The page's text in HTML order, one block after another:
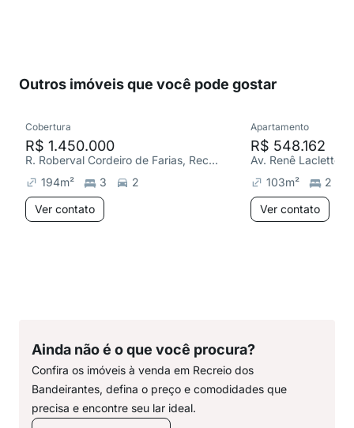
Outros imóveis que você pode gostar
Cobertura
R$ 1.450.000
R. Roberval Cordeiro de Farias, Recreio dos Bandeirantes
194m² 3
2
Ver contato
Apartamento
R$ 548.162
103m²
2
Ver contato
Ainda não é o que você procura?
Confira os imóveis à venda em Recreio dos
Bandeirantes, defina o preço e comodidades que
precisa e encontre seu lar ideal.